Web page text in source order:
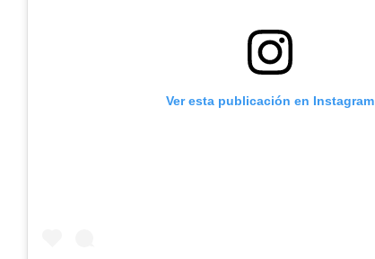
Ver esta publicación en Instagram